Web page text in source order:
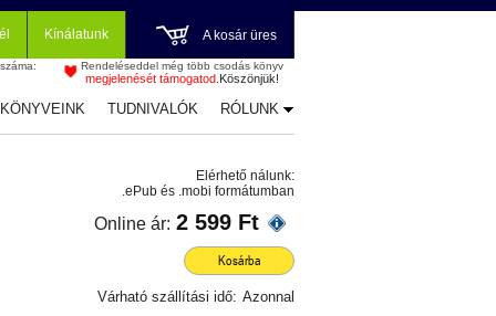
Kínálatunk A kosár üres
Rendeléseddel még több csodás könyv
megjelenését támogatod. Köszönjük!
TUDNIVALÓK RÓLUNK
Elérhető nálunk:
.ePub és .mobi formátumban
Online ár: 2 599 Ft
Kosárba
Várható szállítási idő: Azonnal